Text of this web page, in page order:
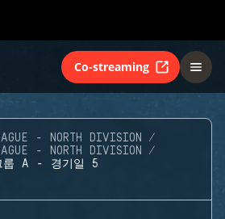
Co-streaming
- NORTH DIVISION
- NORTH DIVISION
룹 A - 경기일 5